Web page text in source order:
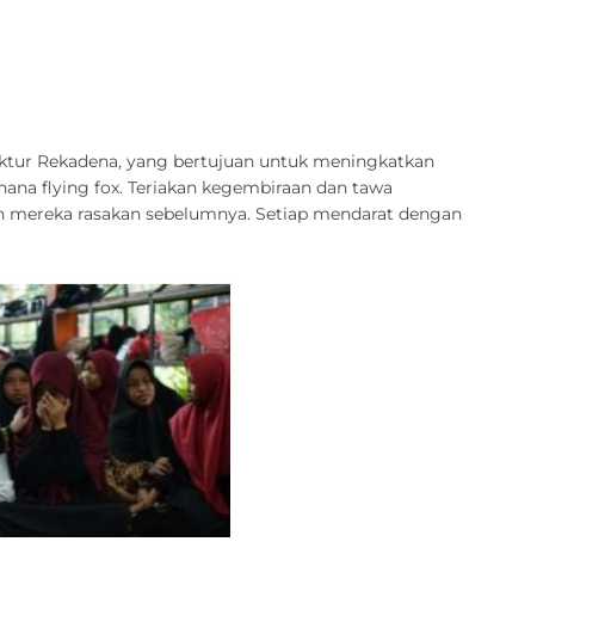
Rekadena, yang bertujuan untuk meningkatkan
flying fox. Teriakan kegembiraan dan tawa
rasakan sebelumnya. Setiap mendarat dengan